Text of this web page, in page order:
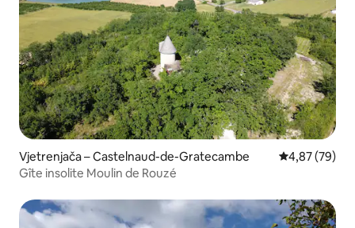
Vjetrenjača – Castelnaud-de-Gratecambe Prosječna
4,87 (79)
Gîte insolite Moulin de Rouzé